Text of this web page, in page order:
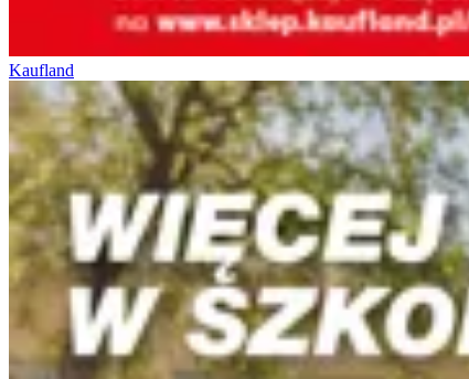
Kaufland